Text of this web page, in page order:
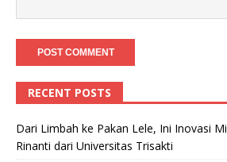
RECENT POSTS
Dari Limbah ke Pakan Lele, Ini Inovasi
Rinanti dari Universitas Trisakti